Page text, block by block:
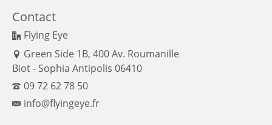
Contact
Flying Eye
Green Side 1B, 400 Av. Roumanille
Biot - Sophia Antipolis 06410
09 72 62 78 50
info@flyingeye.fr